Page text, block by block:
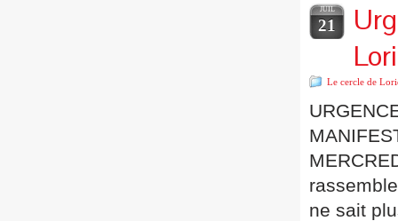
JUIL
21
Le cercle de
ne sait